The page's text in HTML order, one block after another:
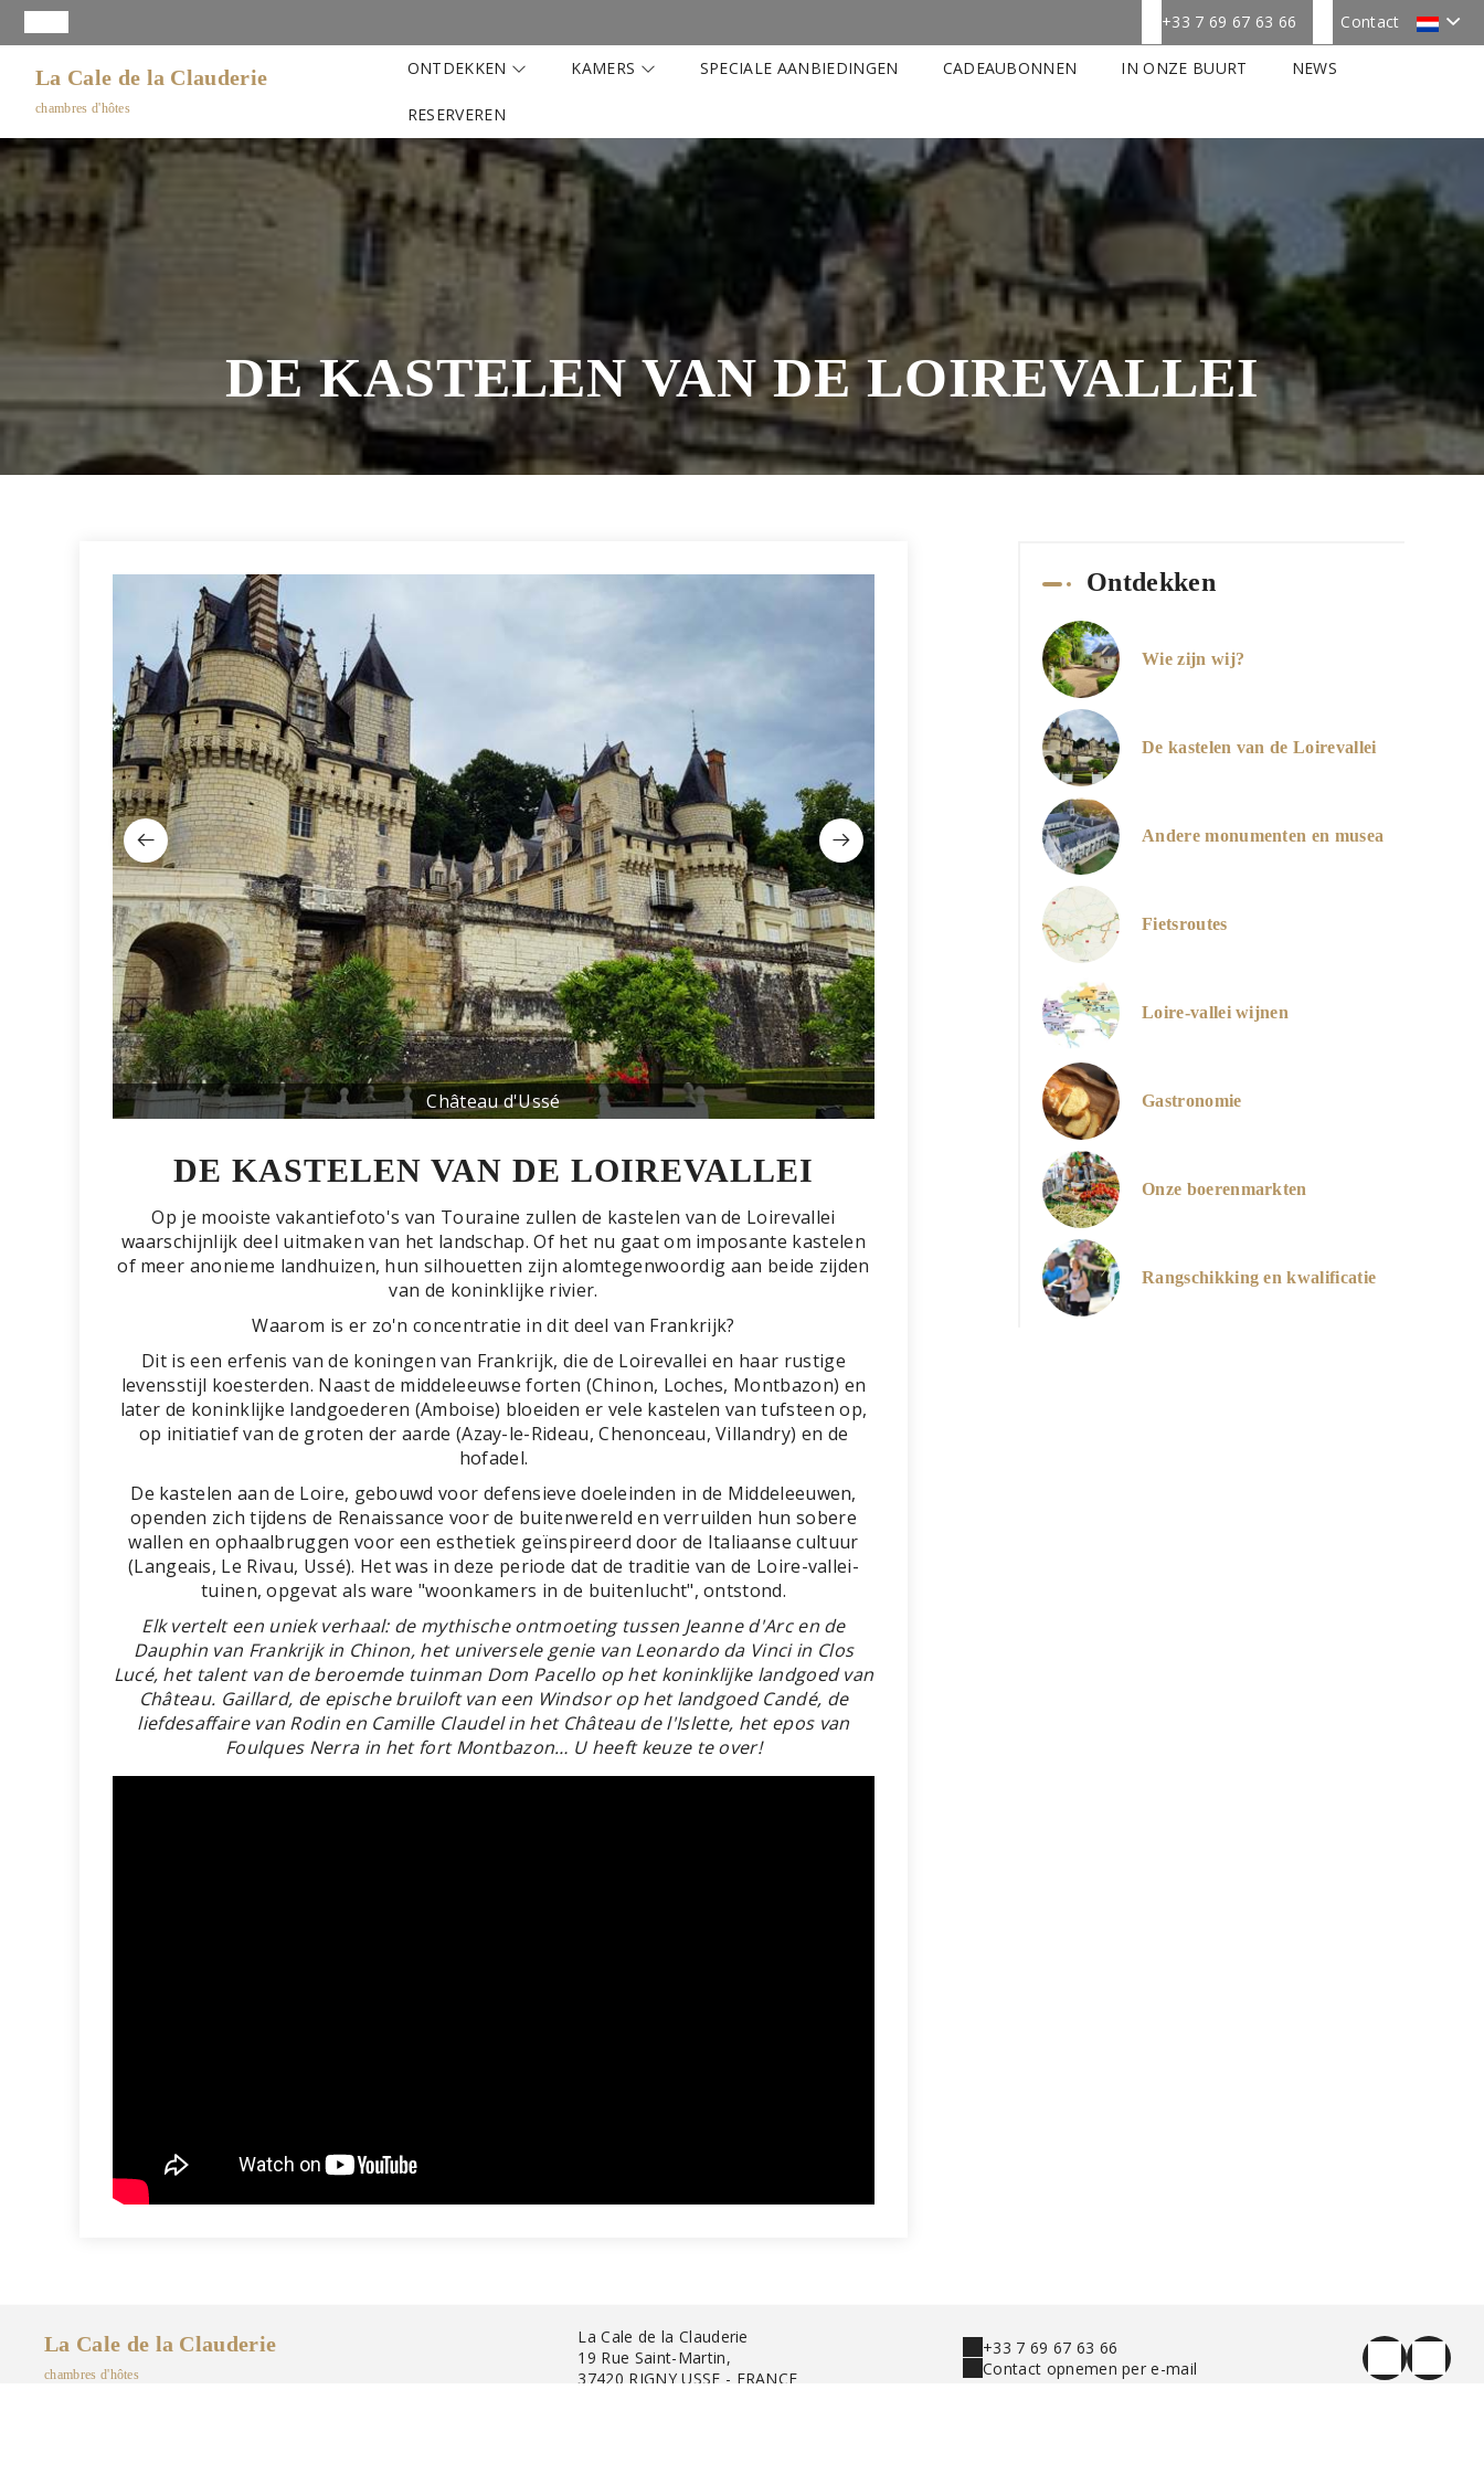
Contact
+33 7 69 67 63 66
La Cale de la Clauderie
chambres d'hôtes
ONTDEKKEN KAMERS SPECIALE AANBIEDINGEN CADEAUBONNEN IN ONZE BUURT NEWS
RESERVEREN
DE KASTELEN VAN DE LOIREVALLEI
Château d'Ussé Forteresse royale de Chinon
DE KASTELEN VAN DE LOIREVALLEI
Op je mooiste vakantiefoto's van Touraine zullen de kastelen van de Loirevallei
waarschijnlijk deel uitmaken van het landschap. Of het nu gaat om imposante kastelen
of meer anonieme landhuizen, hun silhouetten zijn alomtegenwoordig aan beide zijden
van de koninklijke rivier.
Waarom is er zo'n concentratie in dit deel van Frankrijk?
Dit is een erfenis van de koningen van Frankrijk, die de Loirevallei en haar rustige
levensstijl koesterden. Naast de middeleeuwse forten (Chinon, Loches, Montbazon) en
later de koninklijke landgoederen (Amboise) bloeiden er vele kastelen van tufsteen op,
op initiatief van de groten der aarde (Azay-le-Rideau, Chenonceau, Villandry) en de
hofadel.
De kastelen aan de Loire, gebouwd voor defensieve doeleinden in de Middeleeuwen,
openden zich tijdens de Renaissance voor de buitenwereld en verruilden hun sobere
wallen en ophaalbruggen voor een esthetiek geïnspireerd door de Italiaanse cultuur
(Langeais, Le Rivau, Ussé). Het was in deze periode dat de traditie van de Loire-vallei-
tuinen, opgevat als ware "woonkamers in de buitenlucht", ontstond.
Elk vertelt een uniek verhaal: de mythische ontmoeting tussen Jeanne d'Arc en de
Dauphin van Frankrijk in Chinon, het universele genie van Leonardo da Vinci in Clos
Lucé, het talent van de beroemde tuinman Dom Pacello op het koninklijke landgoed van
Château. Gaillard, de epische bruiloft van een Windsor op het landgoed Candé, de
liefdesaffaire van Rodin en Camille Claudel in het Château de l'Islette, het epos van
Foulques Nerra in het fort Montbazon… U heeft keuze te over!
Ontdekken
Wie zijn wij?
De kastelen van de Loirevallei
Andere monumenten en musea
Fietsroutes
Loire-vallei wijnen
Gastronomie
Onze boerenmarkten
Rangschikking en kwalificatie
La Cale de la Clauderie
chambres d'hôtes
La Cale de la Clauderie
19 Rue Saint-Martin,
37420 RIGNY USSE - FRANCE
+33 7 69 67 63 66
Contact opnemen per e-mail